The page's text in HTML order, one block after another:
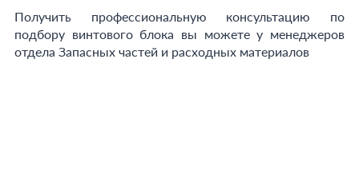
Получить профессиональную консультацию по
подбору винтового блока вы можете у менеджеров
отдела Запасных частей и расходных материалов